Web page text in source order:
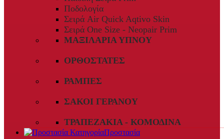
Ποδολογία
Σειρά Air Quick Aqtivo Skin
Σειρά One Size - Neopair Prim
ΜΑΞΙΛΆΡΙΑ ΎΠΝΟΥ
ΟΡΘΟΣΤΆΤΕΣ
ΡΆΜΠΕΣ
ΣΆΚΟΙ ΓΕΡΑΝΟΎ
ΤΡΑΠΕΖΆΚΙΑ - ΚΟΜΟΔΊΝΑ
Προστασία